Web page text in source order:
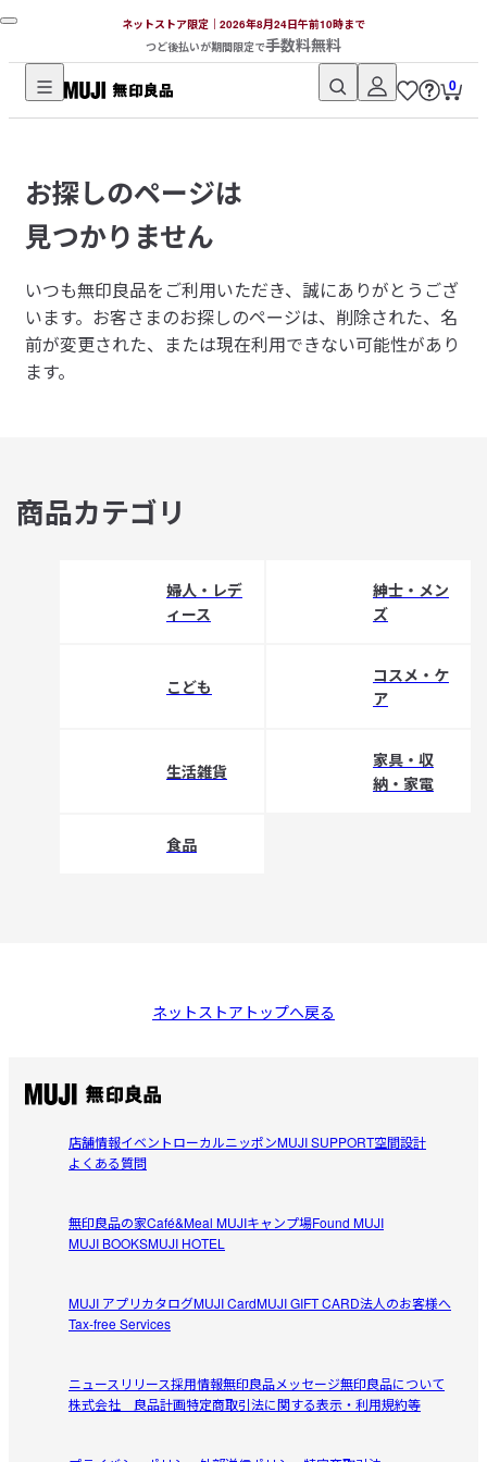
ネットストア限定｜2026年8月24日午前10時まで
つど後払いが期間限定で手数料無料
無
品
ネ
ッ
ト
ス
ト
ア
0
お探しのページは
見つかりません
いつも無印良品をご利用いただき、誠にありがとうござ
います。 お客さまのお探しのページは、削除された、名
前が変更された、または現在利用できない可能性があり
ます。
商品カテゴリ
婦人・レデ
ィース
紳士・メン
ズ
こども
コスメ・ケ
ア
生活雑貨
家具・収
納・家電
食品
ネットストアトップへ戻る
店舗情報イベントローカルニッポンMUJI SUPPORT空間設計
よくある質問
無印良品の家Café&Meal MUJIキャンプ場Found MUJI
MUJI BOOKSMUJI HOTEL
MUJI アプリカタログMUJI CardMUJI GIFT CARD法人のお客様へ
Tax-free Services
ニュースリリース採用情報無印良品メッセージ無印良品について
株式会社 良品計画特定商取引法に関する表示・利用規約等